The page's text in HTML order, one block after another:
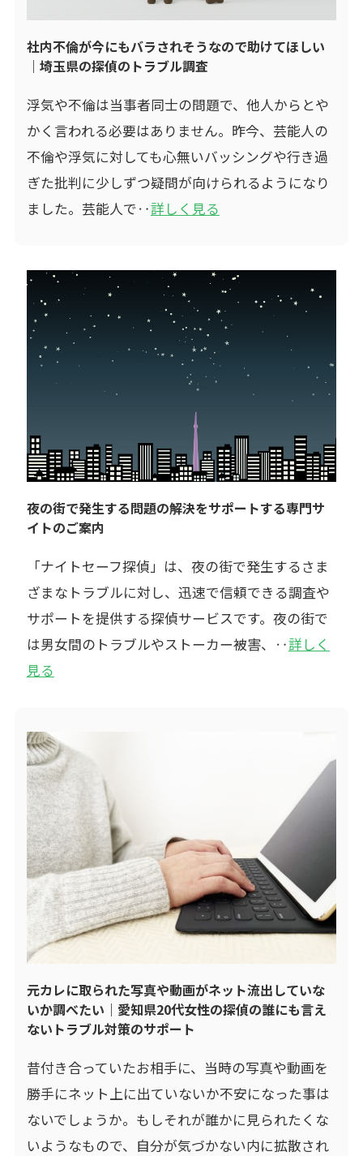
社内不倫が今にもバラされそうなので助けてほしい
｜埼玉県の探偵のトラブル調査
浮気や不倫は当事者同士の問題で、他人からとや
かく言われる必要はありません。昨今、芸能人の
不倫や浮気に対しても心無いバッシングや行き過
ぎた批判に少しずつ疑問が向けられるようになり
ました。芸能人で‥詳しく見る
夜の街で発生する問題の解決をサポートする専門サ
イトのご案内
「ナイトセーフ探偵」は、夜の街で発生するさま
ざまなトラブルに対し、迅速で信頼できる調査や
サポートを提供する探偵サービスです。夜の街で
は男女間のトラブルやストーカー被害、‥詳しく
見る
元カレに取られた写真や動画がネット流出していな
いか調べたい｜愛知県20代女性の探偵の誰にも言え
ないトラブル対策のサポート
昔付き合っていたお相手に、当時の写真や動画を
勝手にネット上に出ていないか不安になった事は
ないでしょうか。もしそれが誰かに見られたくな
いようなもので、自分が気づかない内に拡散され